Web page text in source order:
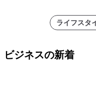
ライフスタ
ビジネスの新着